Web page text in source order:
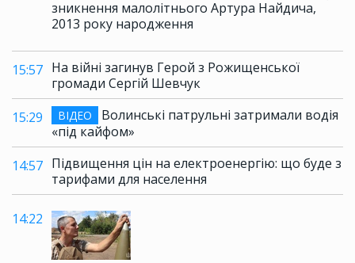
зникнення малолітнього Артура Найдича,
2013 року народження
15:57 На війні загинув Герой з Рожищенської
громади Сергій Шевчук
15:29
ВІДЕО
Волинські патрульні затримали водія
«під кайфом»
14:57 Підвищення цін на електроенергію: що буде з
тарифами для населення
14:22